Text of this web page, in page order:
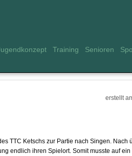
Training Senioren
erstellt
TTC Ketschs zur Partie nach Singen. Nach
endlich ihren Spielort. Somit musste auf ein